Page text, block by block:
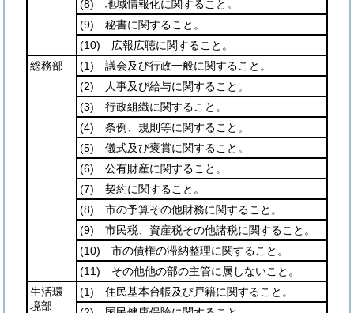
(8) 地域情報化に関すること。
(9) 秘書に関すること。
(10) 広報広聴に関すること。
総務部
(1) 議会及び行政一般に関すること。
(2) 人事及び給与に関すること。
(3) 行政組織に関すること。
(4) 条例、規則等に関すること。
(5) 儀式及び褒賞に関すること。
(6) 公有財産に関すること。
(7) 契約に関すること。
(8) 市の予算その他財務に関すること。
(9) 市民税、資産税その他諸税に関すること。
(10) 市の債権の滞納整理に関すること。
(11) その他他の部の主管に属しないこと。
生活環
境部
(1) 住民基本台帳及び戸籍に関すること。